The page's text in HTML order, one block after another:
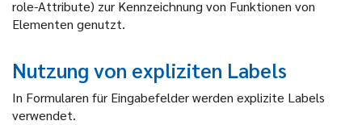
role-Attribute) zur Kennzeichnung von Funktionen von
Elementen genutzt.
Nutzung von expliziten Labels
In Formularen für Eingabefelder werden explizite Labels
verwendet.